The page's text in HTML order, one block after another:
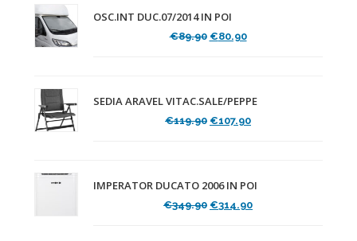
€124.90.
OSC.INT DUC.07/2014 IN POI
€89.90 Il
€89.90.
€80.90Il
€80.90.
SEDIA ARAVEL VITAC.SALE/PEPPE
€119.90 Il
€119.90.
€107.90Il
€107.90.
IMPERATOR DUCATO 2006 IN POI
€349.90 Il
€314.90Il